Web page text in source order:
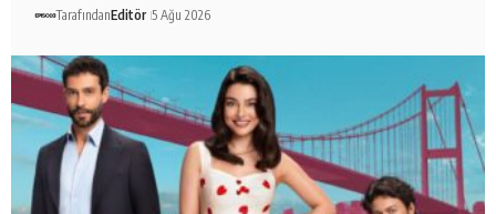
TarafındanEditör 5 Ağu 2026